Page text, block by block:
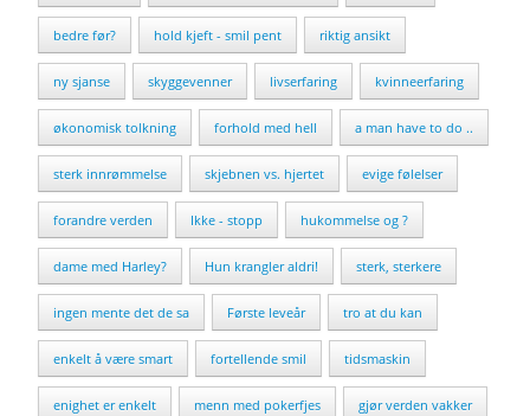
bedre før? hold kjeft - smil pent riktig ansikt
ny sjanse skyggevenner livserfaring kvinneerfaring
økonomisk tolkning forhold med hell a man have to do ..
sterk innrømmelse skjebnen vs. hjertet evige følelser
forandre verden Ikke - stopp hukommelse og ?
dame med Harley? Hun krangler aldri! sterk, sterkere
ingen mente det de sa Første leveår tro at du kan
enkelt å være smart fortellende smil tidsmaskin
enighet er enkelt menn med pokerfjes gjør verden vakker